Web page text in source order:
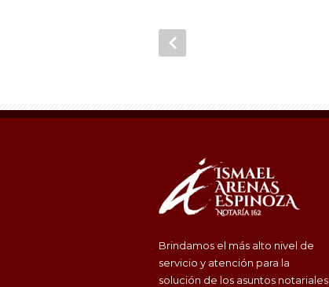
Brindamos el más alto nivel de
servicio y atención para la
solución de los asuntos notariales